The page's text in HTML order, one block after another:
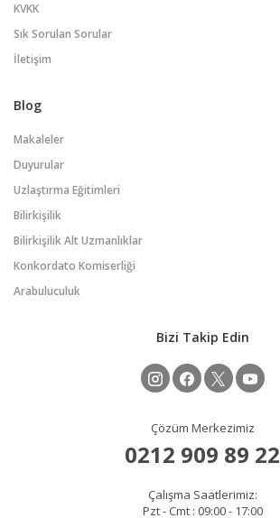
KVKK
Sık Sorulan Sorular
İletişim
Blog
Makaleler
Duyurular
Uzlaştırma Eğitimleri
Bilirkişilik
Bilirkişilik Alt Uzmanlıklar
Konkordato Komiserliği
Arabuluculuk
Bizi Takip Edin
Çözüm Merkezimiz
0212 909 89 22
Çalışma Saatlerimiz:
Pzt - Cmt : 09:00 - 17:00